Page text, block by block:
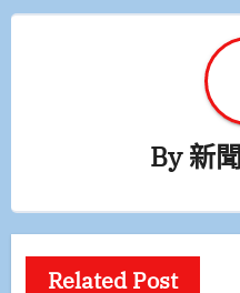
By新
Related Post